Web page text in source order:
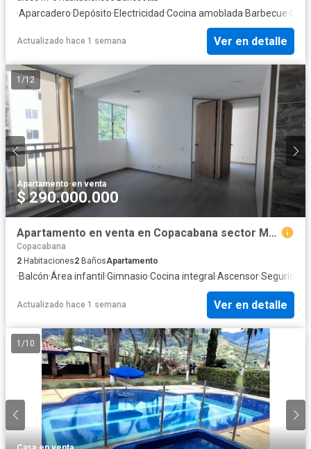
·Aparcadero·Depósito·Electricidad·Cocina amoblada·Barbecue·
Actualizado hace 1 semana Ver en detalle
1 /12
Apartamento·en venta
$ 290.000.000
Apartamento en venta en Copacabana sector Machado
Copacabana
2 Habitaciones2 BañosApartamento
·Balcón·Área infantil ·Gimnasio·Cocina integral ·Ascensor·Seguridad
Actualizado hace 1 semana Ver en detalle
1 /10